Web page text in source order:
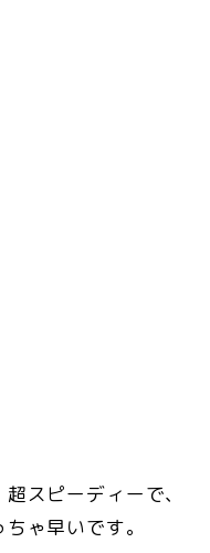
スピーディーで、
ゃ早いです。